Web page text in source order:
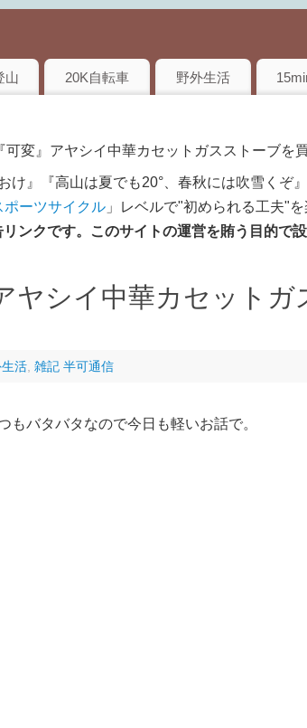
山 20K自転車 野外生活
変』アヤシイ中華カセットガスストーブを
け』『高山は夏でも20°、春秋には吹雪く
ポーツサイクル 」レベルで"初められる工夫"を
ンクです。このサイトの運営を賄う目的で
ヤシイ中華カセットガ
活 雑記 半可通信
バタバタなので今日も軽いお話で。